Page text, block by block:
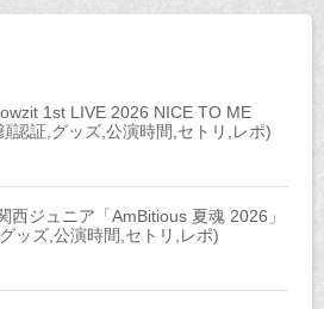
1st LIVE 2026 NICE TO ME
認証,グッズ,公演時間,セトリ,レポ)
西ジュニア「AmBitious 夏魂 2026」
ッズ,公演時間,セトリ,レポ)